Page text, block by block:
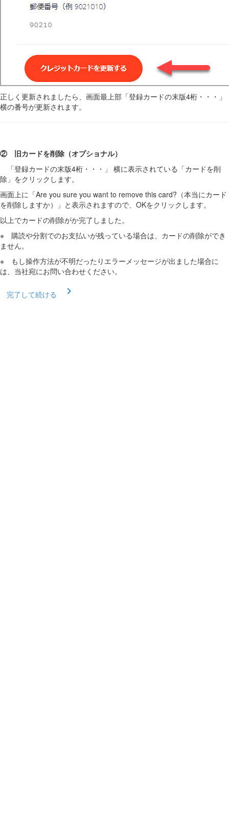
正しく更新されましたら、画面最上部「登録カードの末版4桁・・・」
横の番号が更新されます。
② 旧カードを削除（オプショナル）
「登録カードの末版4桁・・・」 横に表示されている「カードを削
除」をクリックします。
画面上に「Are you sure you want to remove this card?（本当にカード
を削除しますか）」と表示されますので、OKをクリックします。
以上でカードの削除がか完了しました。
※ 購読や分割でのお支払いが残っている場合は、カードの削除ができ
ません。
※ もし操作方法が不明だったりエラーメッセージが出ました場合に
は、当社宛にお問い合わせください。
完了して続ける